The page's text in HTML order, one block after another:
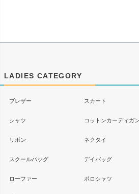
LADIES CATEGORY
ブレザー スカート
シャツ コットンカーディガン
リボン ネクタイ
スクールバッグ デイバッグ
ローファー ポロシャツ